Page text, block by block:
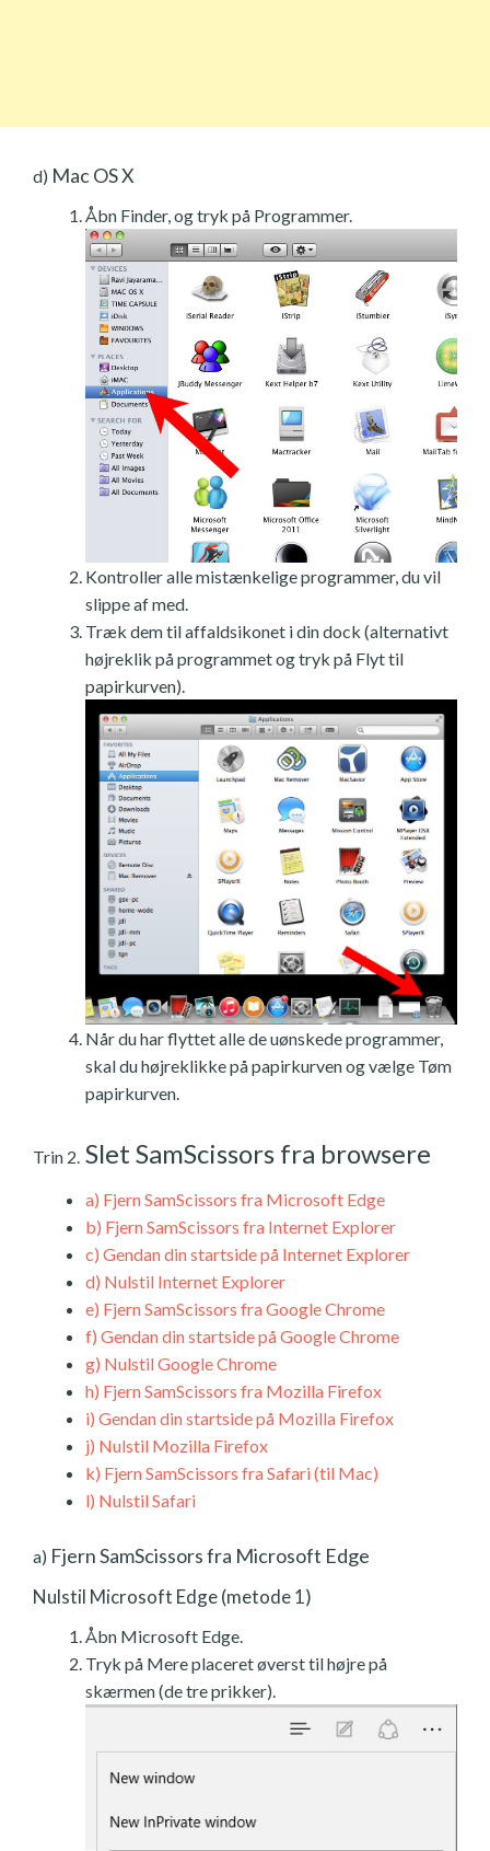
d) Mac OS X
Åbn Finder, og tryk på Programmer.
Kontroller alle mistænkelige programmer, du vil
slippe af med.
Træk dem til affaldsikonet i din dock (alternativt
højreklik på programmet og tryk på Flyt til
papirkurven).
Når du har flyttet alle de uønskede programmer,
skal du højreklikke på papirkurven og vælge Tøm
papirkurven.
Trin 2. Slet SamScissors fra browsere
a) Fjern SamScissors fra Microsoft Edge
b) Fjern SamScissors fra Internet Explorer
c) Gendan din startside på Internet Explorer
d) Nulstil Internet Explorer
e) Fjern SamScissors fra Google Chrome
f) Gendan din startside på Google Chrome
g) Nulstil Google Chrome
h) Fjern SamScissors fra Mozilla Firefox
i) Gendan din startside på Mozilla Firefox
j) Nulstil Mozilla Firefox
k) Fjern SamScissors fra Safari (til Mac)
l) Nulstil Safari
a) Fjern SamScissors fra Microsoft Edge
Nulstil Microsoft Edge (metode 1)
Åbn Microsoft Edge.
Tryk på Mere placeret øverst til højre på
skærmen (de tre prikker).